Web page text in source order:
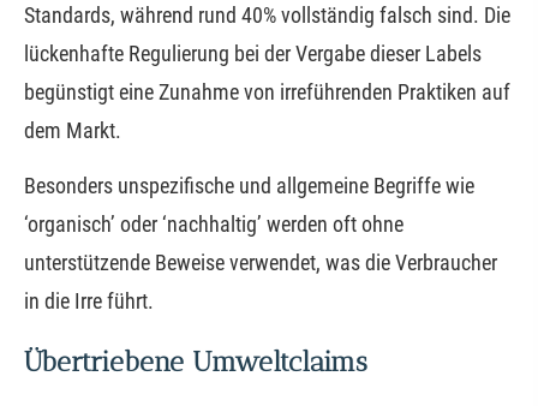
Standards, während rund 40% vollständig falsch sind. Die
lückenhafte Regulierung bei der Vergabe dieser Labels
begünstigt eine Zunahme von irreführenden Praktiken auf
dem Markt.
Besonders unspezifische und allgemeine Begriffe wie
‘organisch’ oder ‘nachhaltig’ werden oft ohne
unterstützende Beweise verwendet, was die Verbraucher
in die Irre führt.
Übertriebene Umweltclaims